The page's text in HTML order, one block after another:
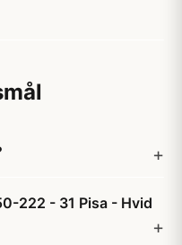
222 - 31 Pisa - Hvid